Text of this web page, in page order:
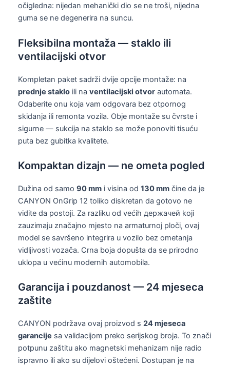
očigledna: nijedan mehanički dio se ne troši, nijedna
guma se ne degenerira na suncu.
Fleksibilna montaža — staklo ili
ventilacijski otvor
Kompletan paket sadrži dvije opcije montaže: na
prednje staklo ili na ventilacijski otvor automata.
Odaberite onu koja vam odgovara bez otpornog
skidanja ili remonta vozila. Obje montaže su čvrste i
sigurne — sukcija na staklo se može ponoviti tisuću
puta bez gubitka kvalitete.
Kompaktan dizajn — ne ometa pogled
Dužina od samo 90 mm i visina od 130 mm čine da je
CANYON OnGrip 12 toliko diskretan da gotovo ne
vidite da postoji. Za razliku od većih держачей koji
zauzimaju značajno mjesto na armaturnoj ploči, ovaj
model se savršeno integrira u vozilo bez ometanja
vidljivosti vozača. Crna boja dopušta da se prirodno
uklopa u većinu modernih automobila.
Garancija i pouzdanost — 24 mjeseca
zaštite
CANYON podržava ovaj proizvod s 24 mjeseca
garancije sa validacijom preko serijskog broja. To znači
potpunu zaštitu ako magnetski mehanizam nije radio
ispravno ili ako su dijelovi oštećeni. Dostupan je na